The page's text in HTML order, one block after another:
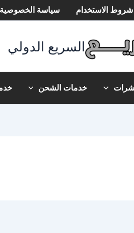
شروط الاستخدام سياسة الخصوصية
السريع الدولي
خدمات الشحن